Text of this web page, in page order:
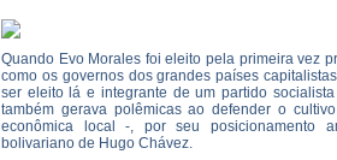
Quando Evo Morales foi eleito pela primeira vez
como os governos dos grandes países
ser eleito lá e integrante de um partido
também gerava polêmicas ao defender o
econômica local -, por seu posicionamento
bolivariano de Hugo Chávez.